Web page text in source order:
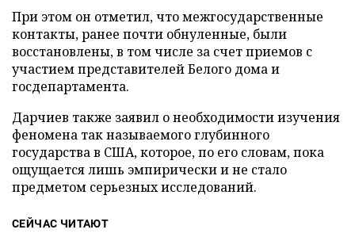
При этом он отметил, что межгосударственные
контакты, ранее почти обнуленные, были
восстановлены, в том числе за счет приемов с
участием представителей Белого дома и
госдепартамента.
Дарчиев также заявил о необходимости изучения
феномена так называемого глубинного
государства в США, которое, по его словам, пока
ощущается лишь эмпирически и не стало
предметом серьезных исследований.
СЕЙЧАС ЧИТАЮТ